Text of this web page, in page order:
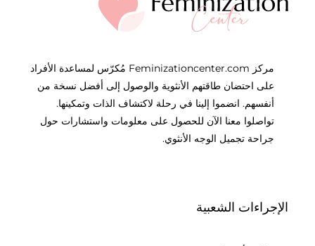
مركز Feminizationcenter.com مُكرّس لمساعدة الأفراد
على احتضان طاقتهم الأنثوية والوصول إلى أفضل نسخة من
أنفسهم. انضموا إلينا في رحلة لاكتشاف الذات وتمكينها.
تواصلوا معنا الآن للحصول على معلومات واستشارات حول
جراحة تجميل الوجه الأنثوي.
الإجراءات الشعبية